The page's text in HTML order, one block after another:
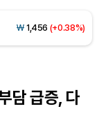
₩ 1,456 (+0.38%)
₩463.7(+0.55%)
담 급증, 다